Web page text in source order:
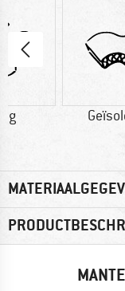
g